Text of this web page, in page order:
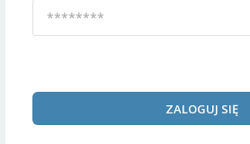
ZALOGUJ SIĘ